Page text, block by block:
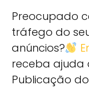
Preocupado
tráfego do
anúncios?
receba ajuda
Publicação